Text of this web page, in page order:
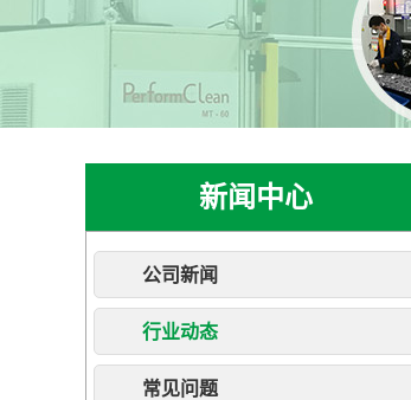
新闻中心
公司新闻
行业动态
常见问题